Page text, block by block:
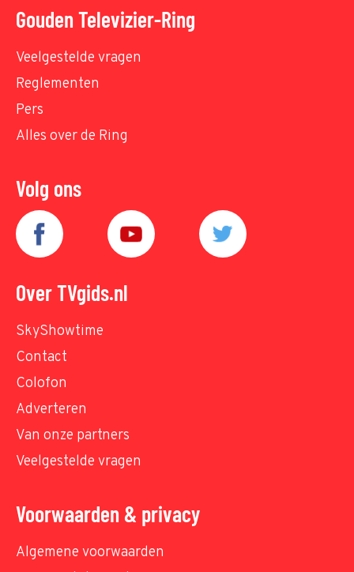
Gouden Televizier-Ring
Veelgestelde vragen
Reglementen
Pers
Alles over de Ring
Volg ons
Over TVgids.nl
SkyShowtime
Contact
Colofon
Adverteren
Van onze partners
Veelgestelde vragen
Voorwaarden & privacy
Algemene voorwaarden